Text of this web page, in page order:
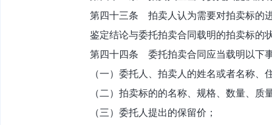
第四十三条 拍卖人认为需要对拍卖标的进
鉴定结论与委托拍卖合同载明的拍卖标的
第四十四条 委托拍卖合同应当载明以下
（一）委托人、拍卖人的姓名或者名称、
（二）拍卖标的的名称、规格、数量、质
（三）委托人提出的保留价；